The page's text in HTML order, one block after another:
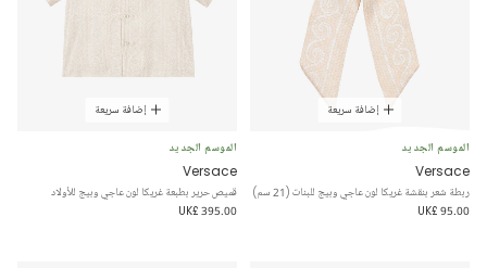
إضافة سريعة
الموسم الجديد
Versace
ربطة شعر بنقشة غريكا لون عاجي وبيج للبنات (21 سم)
UK£ 95.00
إضافة سريعة
الموسم الجديد
Versace
قميص حرير بطبعة غريكا لون عاجي وبيج للأولاد
UK£ 395.00